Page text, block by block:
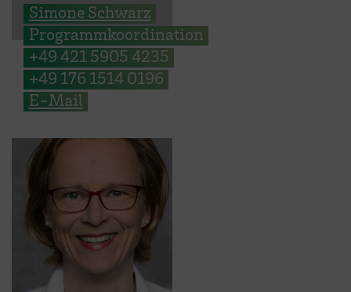
Simone Schwarz
Programmkoordination
+49 421 5905 4235
+49 176 1514 0196
E-Mail